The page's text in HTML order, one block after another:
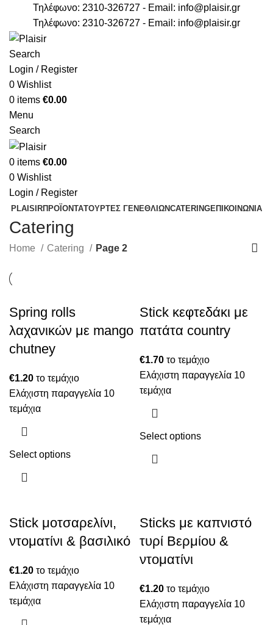
Τηλέφωνο: 2310-326727 - Email: info@plaisir.gr
Τηλέφωνο: 2310-326727 - Email: info@plaisir.gr
Search
Login / Register
0 Wishlist
0 items €0.00
Menu
Search
0 items €0.00
0 Wishlist
Login / Register
PLAISIRΠΡΟΪΟΝΤΑΤΟΥΡΤΕΣ ΓΕΝΕΘΛΙΩΝCATERINGΕΠΙΚΟΙΝΩΝΙΑ
Catering
Home Catering Page 2
Spring rolls
λαχανικών με mango
chutney
€1.20 το τεμάχιο
Ελάχιστη παραγγελία 10
τεμάχια
Select options
Stick κεφτεδάκι με
πατάτα country
€1.70 το τεμάχιο
Ελάχιστη παραγγελία 10
τεμάχια
Select options
Stick μοτσαρελίνι,
ντοματίνι & βασιλικό
€1.20 το τεμάχιο
Ελάχιστη παραγγελία 10
τεμάχια
Sticks με καπνιστό
τυρί Βερμίου &
ντοματίνι
€1.20 το τεμάχιο
Ελάχιστη παραγγελία 10
τεμάχια